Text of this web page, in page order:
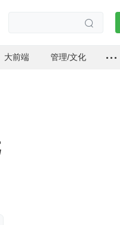

大前端 管理/文化